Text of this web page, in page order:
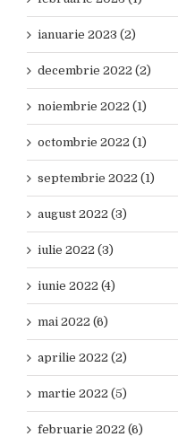
ianuarie 2023 (2)
decembrie 2022 (2)
noiembrie 2022 (1)
octombrie 2022 (1)
septembrie 2022 (1)
august 2022 (3)
iulie 2022 (3)
iunie 2022 (4)
mai 2022 (6)
aprilie 2022 (2)
martie 2022 (5)
februarie 2022 (6)